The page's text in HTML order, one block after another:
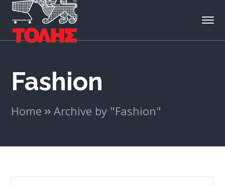
Fashion
Home Archive by "Fashion"